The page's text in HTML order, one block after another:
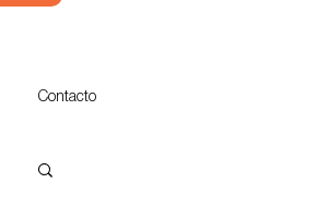
Contacto